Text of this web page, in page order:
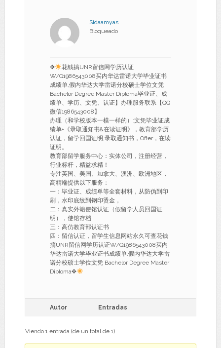
Sidaamyas
Bloqueado
✥
花钱搞UNR留信网学历认证
W/Q1986543008买内华达雷诺大学毕业证书
成绩单,假内华达大学雷诺分校硕士学位文凭
Bachelor Degree Master Diploma毕业证、成
绩单、学历、文凭、认证】办理服务联系【QQ
微信1986543008】
办理（和学校版本一模一样的）:文凭毕业证成
绩单+《录取通知书&在读证明》，教育部学历
认证，留学回国证明,录取通知书，Offer，在读
证明。
教育部留学服务中心：实体公司，注册经营，
行业标杆，精益求精！
专注英国、美国、加拿大、澳洲、欧洲地区，
高精端提供以下服务：
一：毕业证、成绩单等全套材料，从防伪到印
刷，水印底纹到钢印烫金，
二：真实外籍使馆认证（假留学人员回国证
明），使馆存档
三：高仿教育部认证书
四：留信认证，留学生信息网站永久可查花钱
搞UNR留信网学历认证W/Q1986543008买内
华达雷诺大学毕业证书成绩单,假内华达大学雷
诺分校硕士学位文凭 Bachelor Degree Master
Diploma✥
Autor Entradas
Viendo 1 entrada (de un total de 1)